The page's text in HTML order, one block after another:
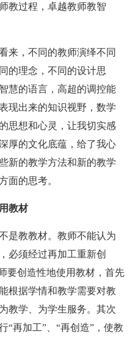
教过程，卓越教师教智
来，不同的教师演绎不同
的理念，不同的设计思
慧的语言，高超的调控能
现出来的知识视野，数学
思想和心灵，让我切实感
厚的文化底蕴，给了我心
新的教学方法和新的教学
面的思考。
教材
是教教材。教师不能认为
必须经过再加工重新创
要创造性地使用教材，首先
根据学情和教学需要对教
教学、为学生服务。其次
“再加工”、“再创造”，使教